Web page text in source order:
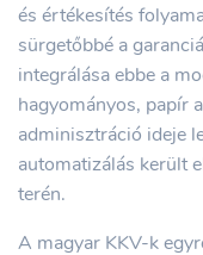
és értékesítés
sürgetőbbé a
integrálása ebbe a
hagyományos, papír
adminisztráció ideje
automatizálás került
terén.
A magyar KKV-k